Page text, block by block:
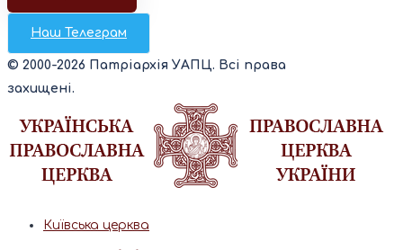
Наш Телеграм
© 2000-2026 Патріархія УАПЦ. Всі права
захищені.
Київська церква